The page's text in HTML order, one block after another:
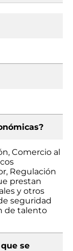
Comercio al
Regulación
prestan
y otros
seguridad
de talento
se